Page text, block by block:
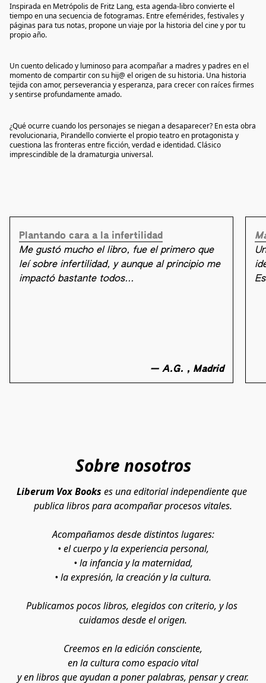
NOVEDAD
Inspirada en Metrópolis de Fritz Lang, esta agenda-libro convierte el
tiempo en una secuencia de fotogramas. Entre efemérides, festivales y
páginas para tus notas, propone un viaje por la historia del cine y por tu
propio año.
PRÓXIMAMENTE
Un cuento delicado y luminoso para acompañar a madres y padres en el
momento de compartir con su hij@ el origen de su historia. Una historia
tejida con amor, perseverancia y esperanza, para crecer con raíces firmes
y sentirse profundamente amado.
PRÓXIMAMENTE
¿Qué ocurre cuando los personajes se niegan a desaparecer? En esta obra
revolucionaria, Pirandello convierte el propio teatro en protagonista y
cuestiona las fronteras entre ficción, verdad e identidad. Clásico
imprescindible de la dramaturgia universal.
Plantando cara a la infertilidad
Me gustó mucho el libro, fue el primero que
leí sobre infertilidad, y aunque al principio me
impactó bastante todos...
— A.G. , Madrid
Sobre nosotros
Liberum Vox Books es una editorial independiente que
publica libros para acompañar procesos vitales.
Acompañamos desde distintos lugares:
• el cuerpo y la experiencia personal,
• la infancia y la maternidad,
• la expresión, la creación y la cultura.
Publicamos pocos libros, elegidos con criterio, y los
cuidamos desde el origen.
Creemos en la edición consciente,
en la cultura como espacio vital
y en libros que ayudan a poner palabras, pensar y crear.